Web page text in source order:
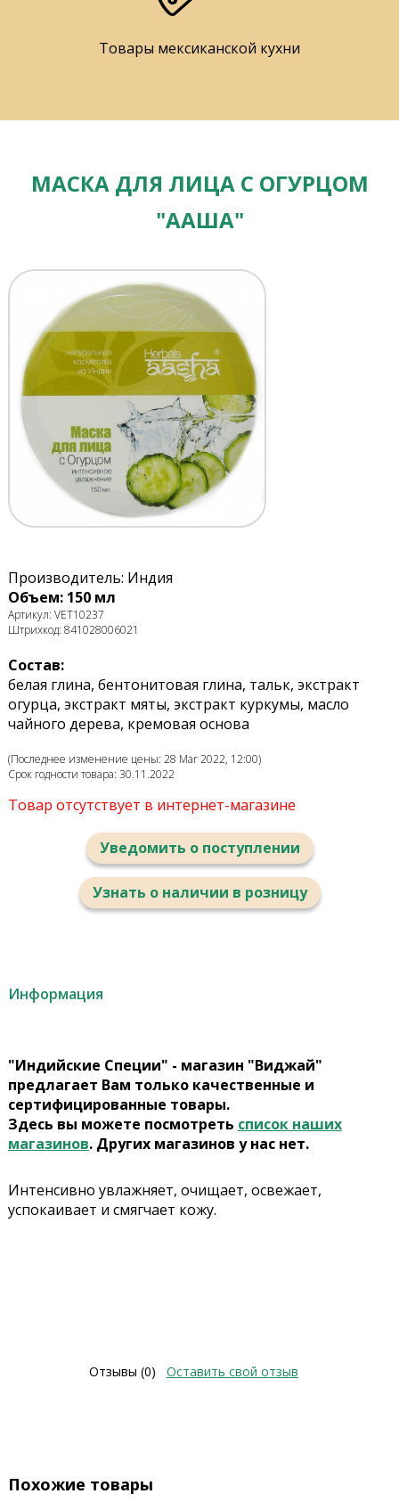
Товары мексиканской кухни
МАСКА ДЛЯ ЛИЦА С ОГУРЦОМ
"ААША"
Производитель: Индия
Объем: 150 мл
Артикул: VET10237
Штрихкод: 841028006021
Состав:
белая глина, бентонитовая глина, тальк, экстракт
огурца, экстракт мяты, экстракт куркумы, масло
чайного дерева, кремовая основа
(Последнее изменение цены: 28 Mar 2022, 12:00)
Срок годности товара: 30.11.2022
Товар отсутствует в интернет-магазине
Уведомить о поступлении
Узнать о наличии в розницу
Информация
"Индийские Специи" - магазин "Виджай"
предлагает Вам только качественные и
сертифицированные товары.
Здесь вы можете посмотреть список наших
магазинов. Других магазинов у нас нет.
Интенсивно увлажняет, очищает, освежает,
успокаивает и смягчает кожу.
Отзывы (0) Оставить свой отзыв
Похожие товары